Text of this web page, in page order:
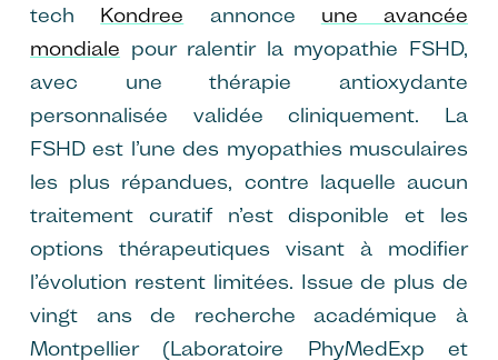
tech Kondree annonce une avancée
mondiale pour ralentir la myopathie FSHD,
avec une thérapie antioxydante
personnalisée validée cliniquement. La
FSHD est l’une des myopathies musculaires
les plus répandues, contre laquelle aucun
traitement curatif n’est disponible et les
options thérapeutiques visant à modifier
l’évolution restent limitées. Issue de plus de
vingt ans de recherche académique à
Montpellier (Laboratoire PhyMedExp et